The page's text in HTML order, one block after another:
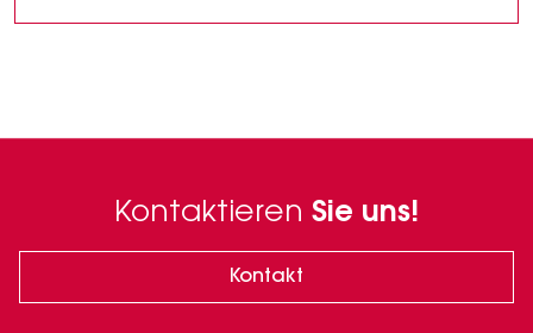
Kontaktieren Sie uns!
Kontakt